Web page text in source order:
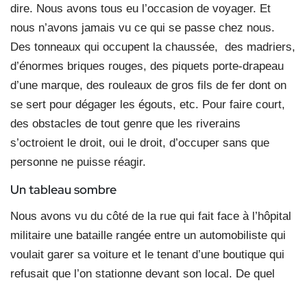
dire. Nous avons tous eu l’occasion de voyager. Et
nous n’avons jamais vu ce qui se passe chez nous.
Des tonneaux qui occupent la chaussée, des madriers,
d’énormes briques rouges, des piquets porte-drapeau
d’une marque, des rouleaux de gros fils de fer dont on
se sert pour dégager les égouts, etc. Pour faire court,
des obstacles de tout genre que les riverains
s’octroient le droit, oui le droit, d’occuper sans que
personne ne puisse réagir.
Un tableau sombre
Nous avons vu du côté de la rue qui fait face à l’hôpital
militaire une bataille rangée entre un automobiliste qui
voulait garer sa voiture et le tenant d’une boutique qui
refusait que l’on stationne devant son local. De quel